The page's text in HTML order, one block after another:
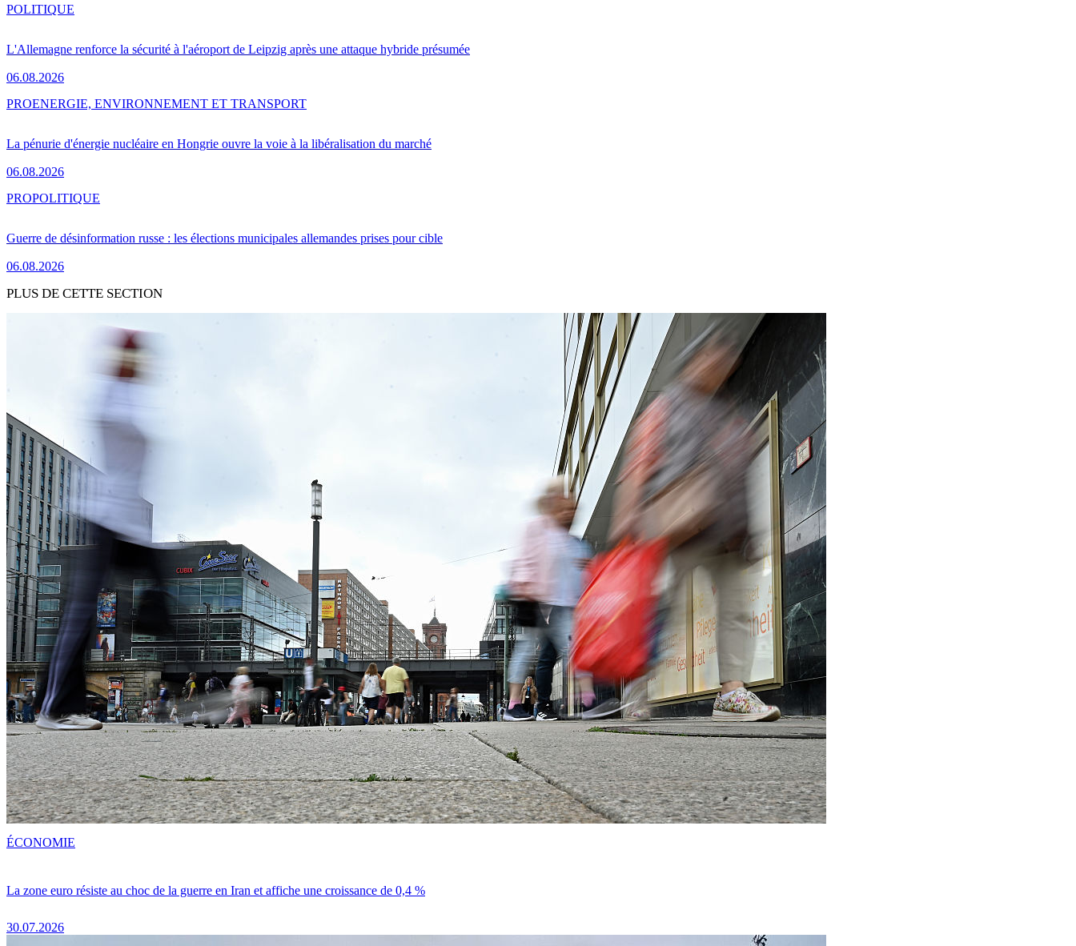
L'Allemagne renforce la sécurité à l'aéroport de Leipzig après une attaque hybride présumée
06.08.2026
POLITIQUE
La pénurie d'énergie nucléaire en Hongrie ouvre la voie à la libéralisation du marché
06.08.2026
PROENERGIE, ENVIRONNEMENT ET TRANSPORT
Guerre de désinformation russe : les élections municipales allemandes prises pour cible
06.08.2026
PROPOLITIQUE
PLUS DE CETTE SECTION
La zone euro résiste au choc de la guerre en Iran et affiche une croissance de 0,4 %
30.07.2026
ÉCONOMIE